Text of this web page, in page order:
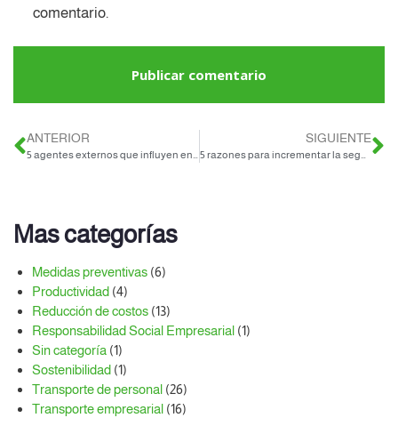
comentario.
ANTERIOR
5 agentes externos que influyen en productividad laboral de tu empresa
SIGUIENTE
5 razones para incrementar la seguridad en el traslado de tu personal
Mas categorías
Medidas preventivas(6)
Productividad(4)
Reducción de costos(13)
Responsabilidad Social Empresarial(1)
Sin categoría(1)
Sostenibilidad(1)
Transporte de personal(26)
Transporte empresarial(16)